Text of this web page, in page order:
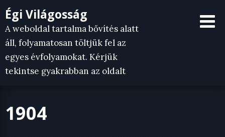
Skip
to
content
Égi Világosság
A weboldal tartalma bővítés alatt
áll, folyamatosan töltjük fel az
egyes évfolyamokat. Kérjük
tekintse gyakrabban az oldalt
1904